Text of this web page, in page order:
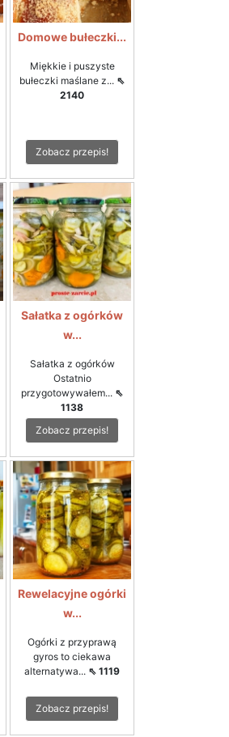
Domowe bułeczki...
Miękkie i puszyste
bułeczki maślane z... ⇖
2140
Zobacz przepis!
Sałatka z ogórków
w...
Sałatka z ogórków
Ostatnio
przygotowywałem... ⇖
1138
Zobacz przepis!
Rewelacyjne ogórki
w...
Ogórki z przyprawą
gyros to ciekawa
alternatywa... ⇖ 1119
Zobacz przepis!